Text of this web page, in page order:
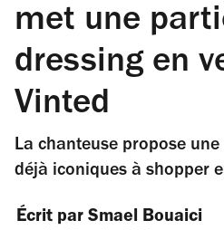
met une
dressing en
Vinted
La chanteuse propose
déjà iconiques à shopper
Écrit par Smael Bouaici